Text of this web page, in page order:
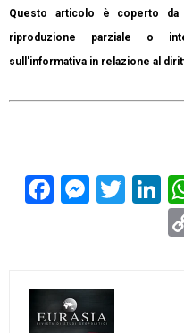
Questo articolo è coperto
riproduzione parziale o
sull'informativa in relazione al
Facebook